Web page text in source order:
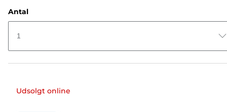
Antal
1
Udsolgt online